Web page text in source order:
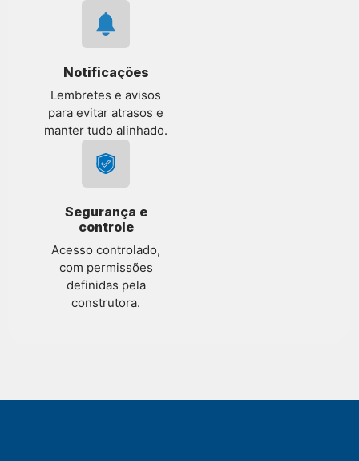
Notificações
Lembretes e avisos
para evitar atrasos e
manter tudo alinhado.
Segurança e
controle
Acesso controlado,
com permissões
definidas pela
construtora.